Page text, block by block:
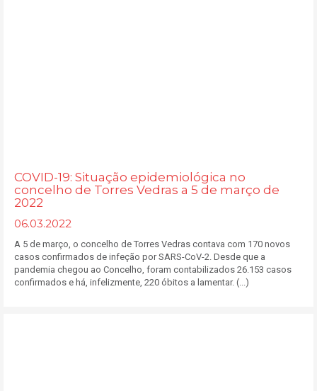
COVID-19: Situação epidemiológica no
concelho de Torres Vedras a 5 de março de
2022
06.03.2022
A 5 de março, o concelho de Torres Vedras contava com 170 novos
casos confirmados de infeção por SARS-CoV-2. Desde que a
pandemia chegou ao Concelho, foram contabilizados 26.153 casos
confirmados e há, infelizmente, 220 óbitos a lamentar. (...)